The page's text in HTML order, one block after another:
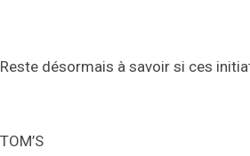
Reste désormais à savoir si ces
TOM’S